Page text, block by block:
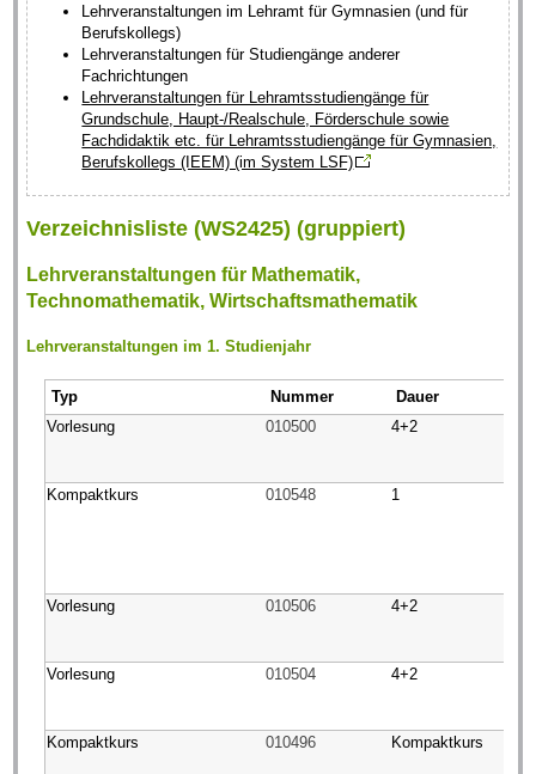
Lehrveranstaltungen im Lehramt für Gymnasien (und für
Berufskollegs)
Lehrveranstaltungen für Studiengänge anderer
Fachrichtungen
Lehrveranstaltungen für Lehramtsstudiengänge für
Grundschule, Haupt-/Realschule, Förderschule sowie
Fachdidaktik etc. für Lehramtsstudiengänge für Gymnasien,
Berufskollegs (IEEM) (im System LSF)
Verzeichnisliste (WS2425) (gruppiert)
Lehrveranstaltungen für Mathematik,
Technomathematik, Wirtschaftsmathematik
Lehrveranstaltungen im 1. Studienjahr
Typ Nummer
Dauer
Vorlesung
010500 4+2
Kompaktkurs 010548 1
Vorlesung 010506 4+2
Vorlesung 010504 4+2
Kompaktkurs 010496 Kompaktkurs